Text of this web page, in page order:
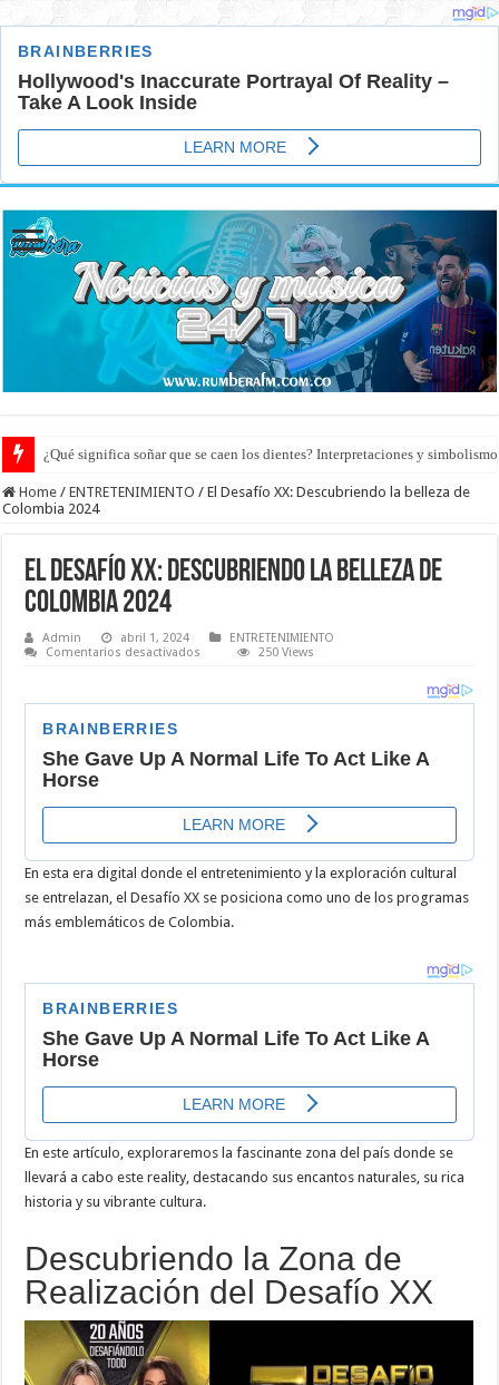
¿Qué significa soñar que se caen los dientes? Interpretaciones y simbolismo
Home / ENTRETENIMIENTO / El Desafío XX: Descubriendo la belleza de
Colombia 2024
El Desafío XX: Descubriendo la belleza de
Colombia 2024
Admin abril 1, 2024
ENTRETENIMIENTO
Comentarios desactivados
de
Colombia
250 Views
En esta era digital donde el entretenimiento y la exploración cultural
se entrelazan, el Desafío XX se posiciona como uno de los programas
más emblemáticos de Colombia.
En este artículo, exploraremos la fascinante zona del país donde se
llevará a cabo este reality, destacando sus encantos naturales, su rica
historia y su vibrante cultura.
Descubriendo la Zona de
Realización del Desafío XX